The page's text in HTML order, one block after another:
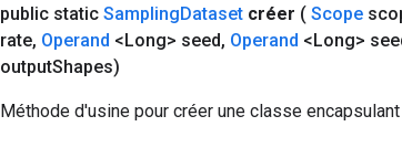
public static SamplingDataset créer ( Scope
rate, Operand <Long> seed, Operand <Long>
outputShapes)
Méthode d'usine pour créer une classe